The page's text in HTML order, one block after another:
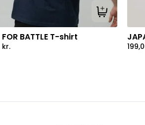
Tilføj til kurv
FOR BATTLE T-shirt
kr.